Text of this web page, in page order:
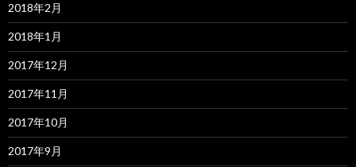
2018年2月
2018年1月
2017年12月
2017年11月
2017年10月
2017年9月